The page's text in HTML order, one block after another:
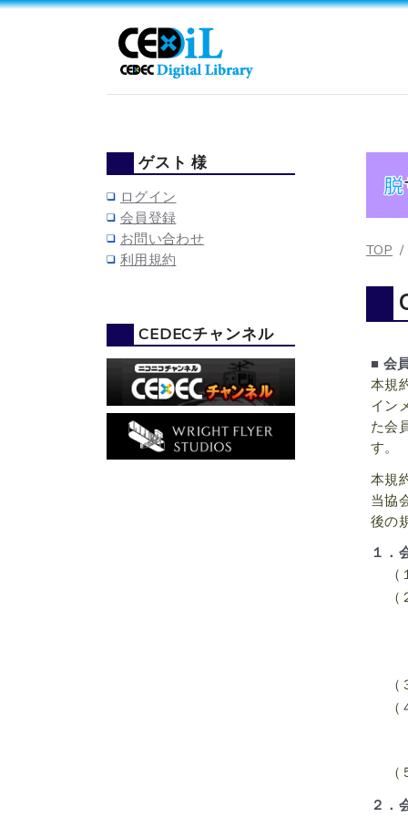
TOP
■ 会
本規
イン
た会
す。
本規
当協
後の
１．
（
（
（
（
（
２．
ゲスト 様
ログイン
会員登録
お問い合わせ
利用規約
CEDECチャンネル